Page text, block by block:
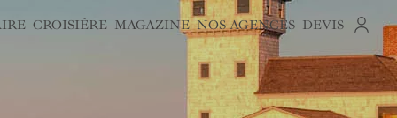
CROISIÈRE MAGAZINE NOS AGENCES DEVIS